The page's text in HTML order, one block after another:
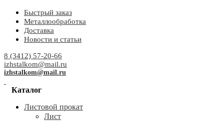
Быстрый заказ
Металлообработка
Доставка
Новости и статьи
8 (3412) 57-20-66
izhstalkom@mail.ru
izhstalkom@mail.ru
Каталог
Листовой прокат
Лист